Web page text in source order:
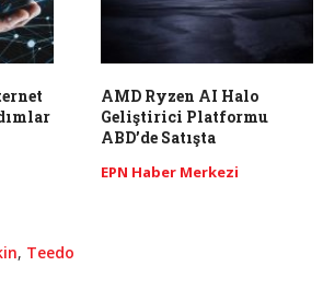
AMD Ryzen AI Halo
Geliştirici Platformu
ABD’de Satışta
EPN Haber Merkezi
, Teedo